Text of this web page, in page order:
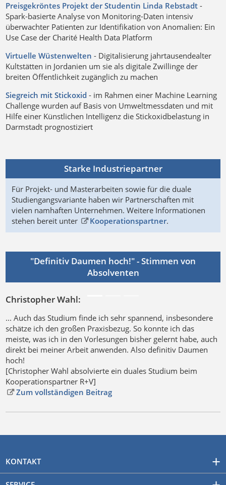
Preisgekröntes Projekt der Studentin Linda Rebstadt -
Spark-basierte Analyse von Monitoring-Daten intensiv
überwachter Patienten zur Identifikation von Anomalien: Ein
Use Case der Charité Health Data Platform
Virtuelle Wüstenwelten - Digitalisierung jahrtausendealter
Kultstätten in Jordanien um sie als digitale Zwillinge der
breiten Öffentlichkeit zugänglich zu machen
Siegreich mit Stickoxid - im Rahmen einer Machine Learning
Challenge wurden auf Basis von Umweltmessdaten und mit
Hilfe einer Künstlichen Intelligenz die Stickoxidbelastung in
Darmstadt prognostiziert
Starke Industriepartner
Für Projekt- und Masterarbeiten sowie für die duale
Studiengangsvariante haben wir Partnerschaften mit
vielen namhaften Unternehmen. Weitere Informationen
stehen bereit unter
Kooperationspartner.
"Definitiv Daumen hoch!" - Stimmen von
Absolventen
Christopher Wahl:
... Auch das Studium finde ich sehr spannend, insbesondere
schätze ich den großen Praxisbezug. So konnte ich das
meiste, was ich in den Vorlesungen bisher gelernt habe, auch
direkt bei meiner Arbeit anwenden. Also definitiv Daumen
hoch!
[Christopher Wahl absolvierte ein duales Studium beim
Kooperationspartner R+V]
Zum vollständigen Beitrag
Previous Next
KONTAKT